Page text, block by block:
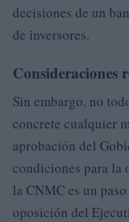
decisiones de un
de inversores.
Consideraciones
Sin embargo, no
concrete cualquier
aprobación del
condiciones para la
la CNMC es un
oposición del